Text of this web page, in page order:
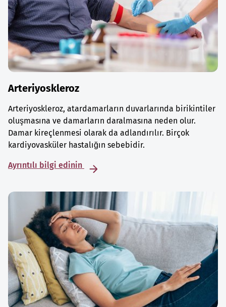
Arteriyoskleroz
Arteriyoskleroz, atardamarların duvarlarında birikintiler
oluşmasına ve damarların daralmasına neden olur.
Damar kireçlenmesi olarak da adlandırılır. Birçok
kardiyovasküler hastalığın sebebidir.
Ayrıntılı bilgi edinin